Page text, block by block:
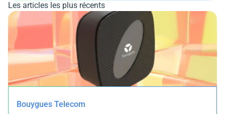
Les articles les plus récents
Bouygues Telecom